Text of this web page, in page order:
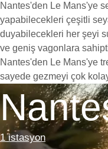
Nantes'den Le Mans'ye
yapabilecekleri çeşitli
duyabilecekleri her şeyi
ve geniş vagonlara
Nantes'den Le Mans'ye
sayede gezmeyi çok
1 istasyon